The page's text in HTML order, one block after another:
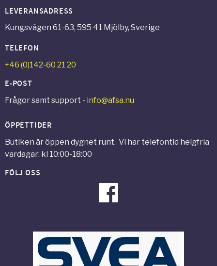
LEVERANSADRESS
Kungsvägen 61-63, 595 41 Mjölby, Sverige
TELEFON
+46 (0)142-60 21 20
E-POST
Frågor samt support - info@afsa.nu
ÖPPETTIDER
Butiken är öppen dygnet runt. Vi har telefontid helgfria
vardagar: kl 10:00-18:00
FÖLJ OSS